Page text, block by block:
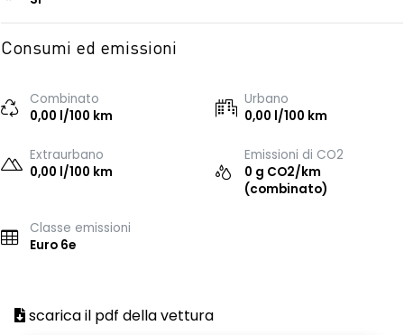
Consumi ed emissioni
Combinato
0,00 l/100 km
Urbano
0,00 l/100 km
Extraurbano
0,00 l/100 km
Emissioni di CO2
0 g CO2/km
(combinato)
Classe emissioni
Euro 6e
scarica il pdf della vettura